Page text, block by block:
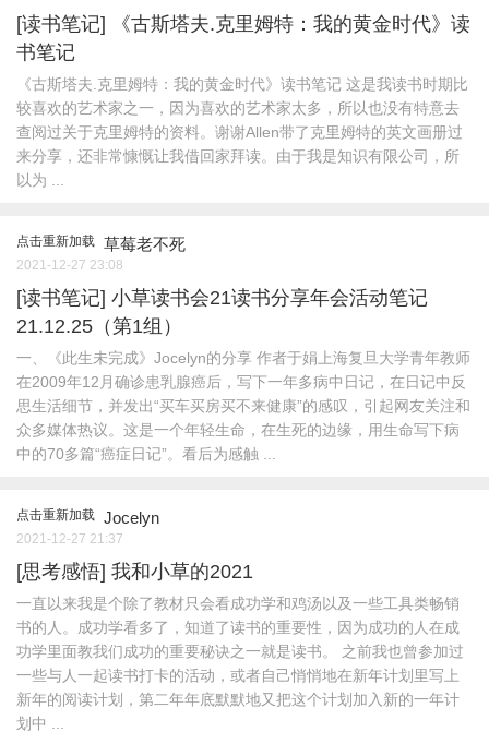
[读书笔记] 《古斯塔夫.克里姆特：我的黄金时代》读
书笔记
《古斯塔夫.克里姆特：我的黄金时代》读书笔记 这是我读书时期比
较喜欢的艺术家之一，因为喜欢的艺术家太多，所以也没有特意去
查阅过关于克里姆特的资料。谢谢Allen带了克里姆特的英文画册过
来分享，还非常慷慨让我借回家拜读。由于我是知识有限公司，所
以为 ...
点击重新加载 草莓老不死
2021-12-27 23:08
[读书笔记] 小草读书会21读书分享年会活动笔记
21.12.25（第1组）
一、《此生未完成》Jocelyn的分享 作者于娟上海复旦大学青年教师
在2009年12月确诊患乳腺癌后，写下一年多病中日记，在日记中反
思生活细节，并发出“买车买房买不来健康”的感叹，引起网友关注和
众多媒体热议。这是一个年轻生命，在生死的边缘，用生命写下病
中的70多篇“癌症日记”。看后为感触 ...
点击重新加载 Jocelyn
2021-12-27 21:37
[思考感悟] 我和小草的2021
一直以来我是个除了教材只会看成功学和鸡汤以及一些工具类畅销
书的人。成功学看多了，知道了读书的重要性，因为成功的人在成
功学里面教我们成功的重要秘诀之一就是读书。 之前我也曾参加过
一些与人一起读书打卡的活动，或者自己悄悄地在新年计划里写上
新年的阅读计划，第二年年底默默地又把这个计划加入新的一年计
划中 ...